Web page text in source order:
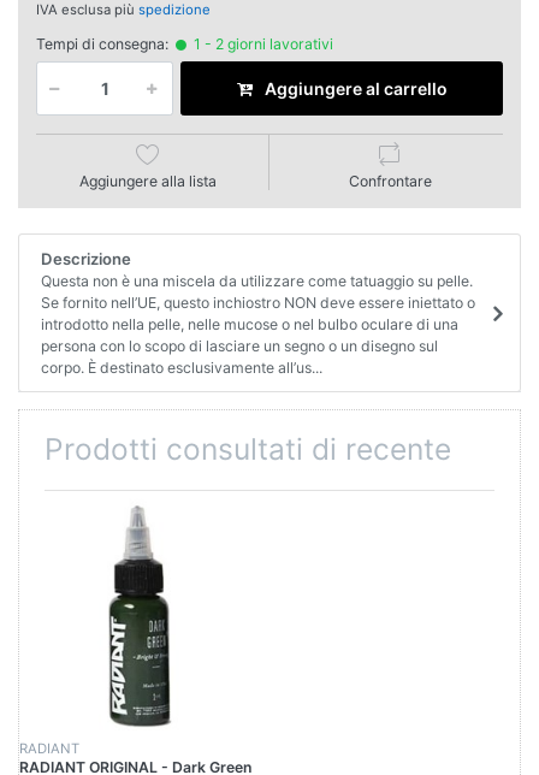
IVA esclusa più spedizione
Tempi di consegna: 1 - 2 giorni lavorativi
Aggiungere al carrello
Aggiungere alla lista Confrontare
Descrizione
Questa non è una miscela da utilizzare come tatuaggio su pelle.
Se fornito nell’UE, questo inchiostro NON deve essere iniettato o
introdotto nella pelle, nelle mucose o nel bulbo oculare di una
persona con lo scopo di lasciare un segno o un disegno sul
corpo. È destinato esclusivamente all’us...
Prodotti consultati di recente
RADIANT
RADIANT ORIGINAL - Dark Green